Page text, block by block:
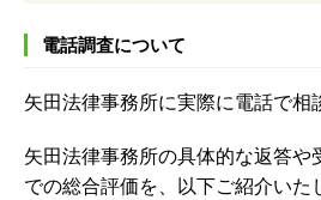
電話調査について
矢田法律事務所に実際に電話で相
矢田法律事務所の具体的な返答や
での総合評価を、以下ご紹介いた